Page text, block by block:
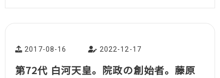
2017-08-16 2022-12-17
第72代 白河天皇。院政の創始者。藤原